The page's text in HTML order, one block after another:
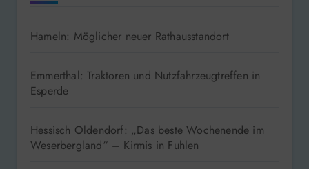
Hameln: Möglicher neuer Rathausstandort
Emmerthal: Traktoren und Nutzfahrzeugtreffen in
Esperde
Hessisch Oldendorf: „Das beste Wochenende im
Weserbergland“ – Kirmis in Fuhlen